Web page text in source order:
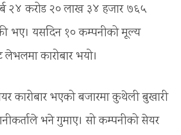
२४ करोड २० लाख ३४ हजार ७६५
भए। यसदिन १० कम्पनीको मूल्य
कारोबार भयो।
कारोबार भएको बजारमा कुथेली बुखारी
भने गुमाए। सो कम्पनीको सेयर